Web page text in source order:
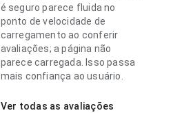
é seguro parece fluida no
ponto de velocidade de
carregamento ao conferir
avaliações; a página não
parece carregada. Isso passa
mais confiança ao usuário.
Ver todas as avaliações